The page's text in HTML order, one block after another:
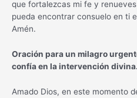
que fortalezcas mi fe y
pueda encontrar consuelo en ti
Amén.
Oración para un milagro
confía en la intervención divina.
Amado Dios, en este momento